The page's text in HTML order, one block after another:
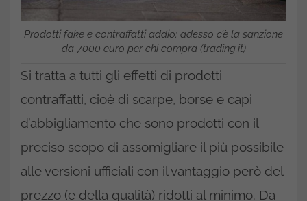
Prodotti fake e contraffatti addio: adesso c’è la sanzione
da 7000 euro per chi compra (trading.it)
Si tratta a tutti gli effetti di prodotti
contraffatti, cioè di scarpe, borse e capi
d’abbigliamento che sono prodotti con il
preciso scopo di assomigliare il più possibile
alle versioni ufficiali con il vantaggio però del
prezzo (e della qualità) ridotti al minimo. Da